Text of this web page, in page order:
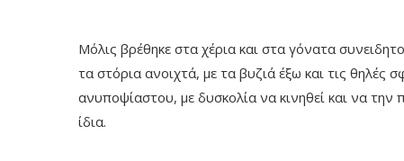
Μόλις βρέθηκε στα χέρια και στα γόνατα
τα στόρια ανοιχτά, με τα βυζιά έξω και τις θηλές
ανυποψίαστου, με δυσκολία να κινηθεί και να την
ίδια.